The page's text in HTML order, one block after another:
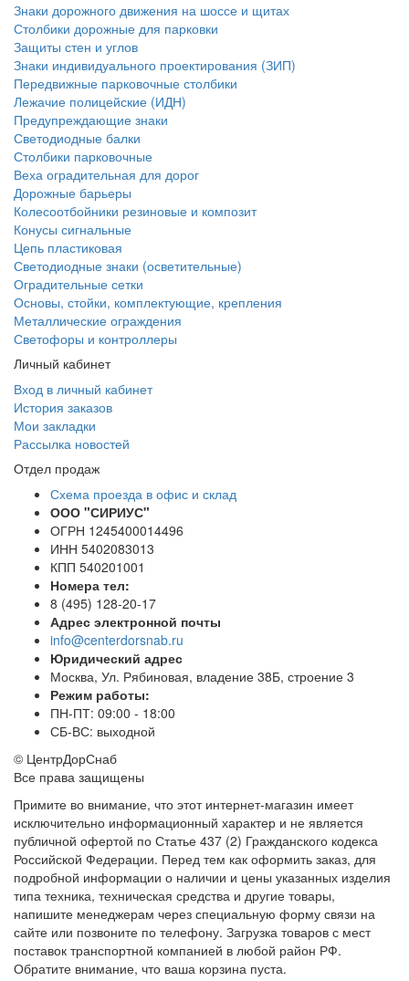
Знаки дорожного движения на шоссе и щитах
Столбики дорожные для парковки
Защиты стен и углов
Знаки индивидуального проектирования (ЗИП)
Передвижные парковочные столбики
Лежачие полицейские (ИДН)
Предупреждающие знаки
Светодиодные балки
Столбики парковочные
Веха оградительная для дорог
Дорожные барьеры
Колесоотбойники резиновые и композит
Конусы сигнальные
Цепь пластиковая
Светодиодные знаки (осветительные)
Оградительные сетки
Основы, стойки, комплектующие, крепления
Металлические ограждения
Светофоры и контроллеры
Личный кабинет
Вход в личный кабинет
История заказов
Мои закладки
Рассылка новостей
Отдел продаж
Схема проезда в офис и склад
ООО "СИРИУС"
ОГРН 1245400014496
ИНН 5402083013
КПП 540201001
Номера тел:
8 (495) 128-20-17
Адрес электронной почты
info@centerdorsnab.ru
Юридический адрес
Москва, Ул. Рябиновая, владение 38Б, строение 3
Режим работы:
ПН-ПТ: 09:00 - 18:00
СБ-ВС: выходной
© ЦентрДорСнаб
Все права защищены
Примите во внимание, что этот интернет-магазин имеет
исключительно информационный характер и не является
публичной офертой по Статье 437 (2) Гражданского кодекса
Российской Федерации. Перед тем как оформить заказ, для
подробной информации о наличии и цены указанных изделия
типа техника, техническая средства и другие товары,
напишите менеджерам через специальную форму связи на
сайте или позвоните по телефону. Загрузка товаров с мест
поставок транспортной компанией в любой район РФ.
Обратите внимание, что ваша корзина пуста.